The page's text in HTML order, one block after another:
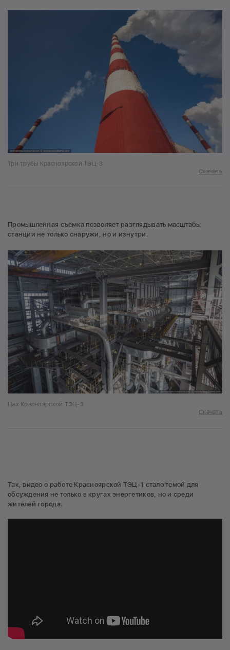
Три трубы Красноярской ТЭЦ-3
Скачать
Промышленная съемка позволяет разглядывать масштабы
станции не только снаружи, но и изнутри.
Цех Красноярской ТЭЦ-3
Скачать
Так, видео о работе Красноярской ТЭЦ-1 стало темой для
обсуждения не только в кругах энергетиков, но и среди
жителей города.